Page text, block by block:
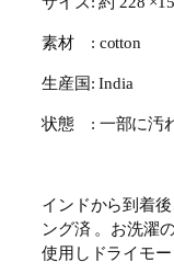
素材 : cotton
生産国: India
状態 : 一部に汚
インドから到着
ング済 。お洗濯
使用しドライモー